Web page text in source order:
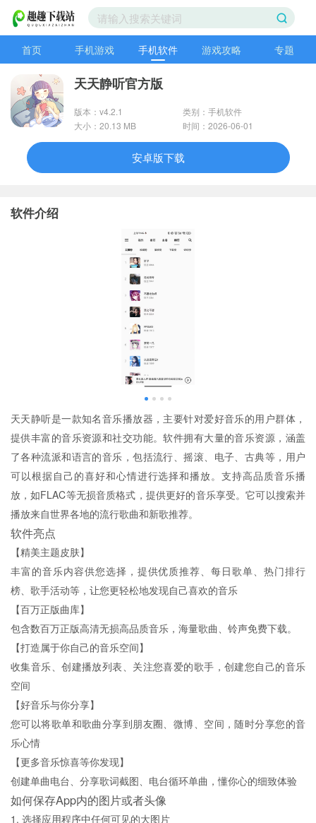
首页 手机游戏 手机软件 游戏攻略 专题
天天静听官方版
版本：v4.2.1
类别：手机软件
大小：20.13 MB
时间：2026-06-01
安卓版下载
软件介绍
天天静听是一款知名音乐播放器，主要针对爱好音乐的用户群体，
提供丰富的音乐资源和社交功能。软件拥有大量的音乐资源，涵盖
了各种流派和语言的音乐，包括流行、摇滚、电子、古典等，用户
可以根据自己的喜好和心情进行选择和播放。支持高品质音乐播
放，如FLAC等无损音质格式，提供更好的音乐享受。它可以搜索并
播放来自世界各地的流行歌曲和新歌推荐。
软件亮点
【精美主题皮肤】
丰富的音乐内容供您选择，提供优质推荐、每日歌单、热门排行
榜、歌手活动等，让您更轻松地发现自己喜欢的音乐
【百万正版曲库】
包含数百万正版高清无损高品质音乐，海量歌曲、铃声免费下载。
【打造属于你自己的音乐空间】
收集音乐、创建播放列表、关注您喜爱的歌手，创建您自己的音乐
空间
【好音乐与你分享】
您可以将歌单和歌曲分享到朋友圈、微博、空间，随时分享您的音
乐心情
【更多音乐惊喜等你发现】
创建单曲电台、分享歌词截图、电台循环单曲，懂你心的细致体验
如何保存App内的图片或者头像
1. 选择应用程序中任何可见的大图片